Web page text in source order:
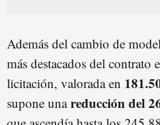
Además del cambio de
más destacados del contrato
licitación, valorada en
supone unareducción del